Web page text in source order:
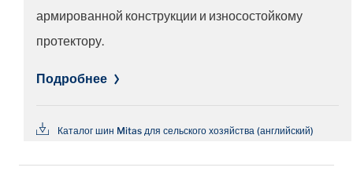
армированной конструкции и износостойкому
протектору.
Подробнее
Каталог шин Mitas для сельского хозяйства (английский)